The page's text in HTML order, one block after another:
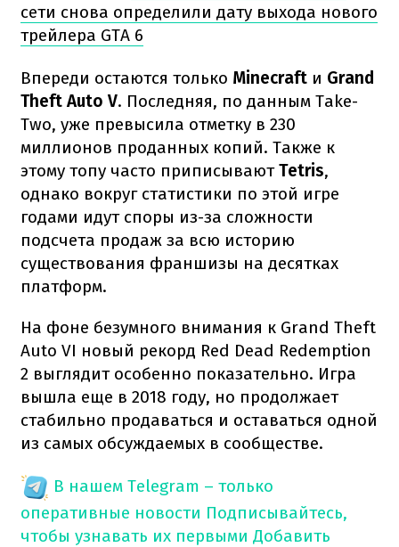
сети снова определили дату выхода нового
трейлера GTA 6
Впереди остаются только Minecraft и Grand
Theft Auto V. Последняя, по данным Take-
Two, уже превысила отметку в 230
миллионов проданных копий. Также к
этому топу часто приписываютTetris,
однако вокруг статистики по этой игре
годами идут споры из-за сложности
подсчета продаж за всю историю
существования франшизы на десятках
платформ.
На фоне безумного внимания к Grand Theft
Auto VI новый рекорд Red Dead Redemption
2 выглядит особенно показательно. Игра
вышла еще в 2018 году, но продолжает
стабильно продаваться и оставаться одной
из самых обсуждаемых в сообществе.
В нашем Telegram – только
оперативные новости Подписывайтесь,
чтобы узнавать их первыми Добавить